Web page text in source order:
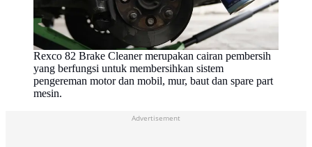
Rexco 82 Brake Cleaner merupakan cairan pembersih
yang berfungsi untuk membersihkan sistem
pengereman motor dan mobil, mur, baut dan spare part
mesin.
Advertisement